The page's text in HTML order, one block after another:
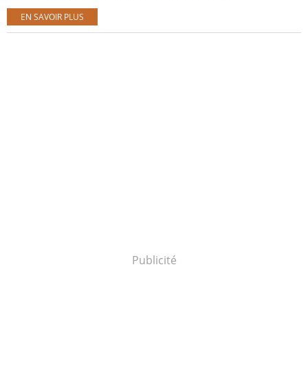
EN SAVOIR PLUS
Publicité